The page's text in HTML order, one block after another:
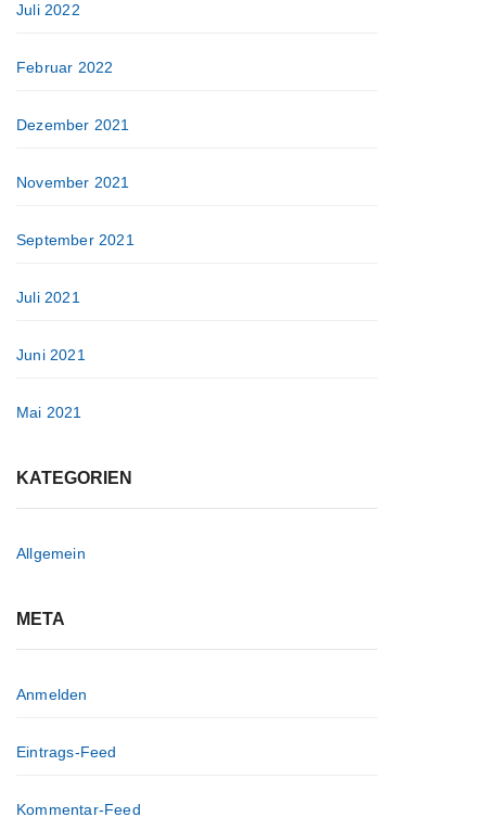
Juli 2022
Februar 2022
Dezember 2021
November 2021
September 2021
Juli 2021
Juni 2021
Mai 2021
KATEGORIEN
Allgemein
META
Anmelden
Eintrags-Feed
Kommentar-Feed